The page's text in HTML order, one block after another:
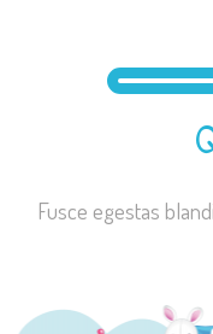
Fusce egestas